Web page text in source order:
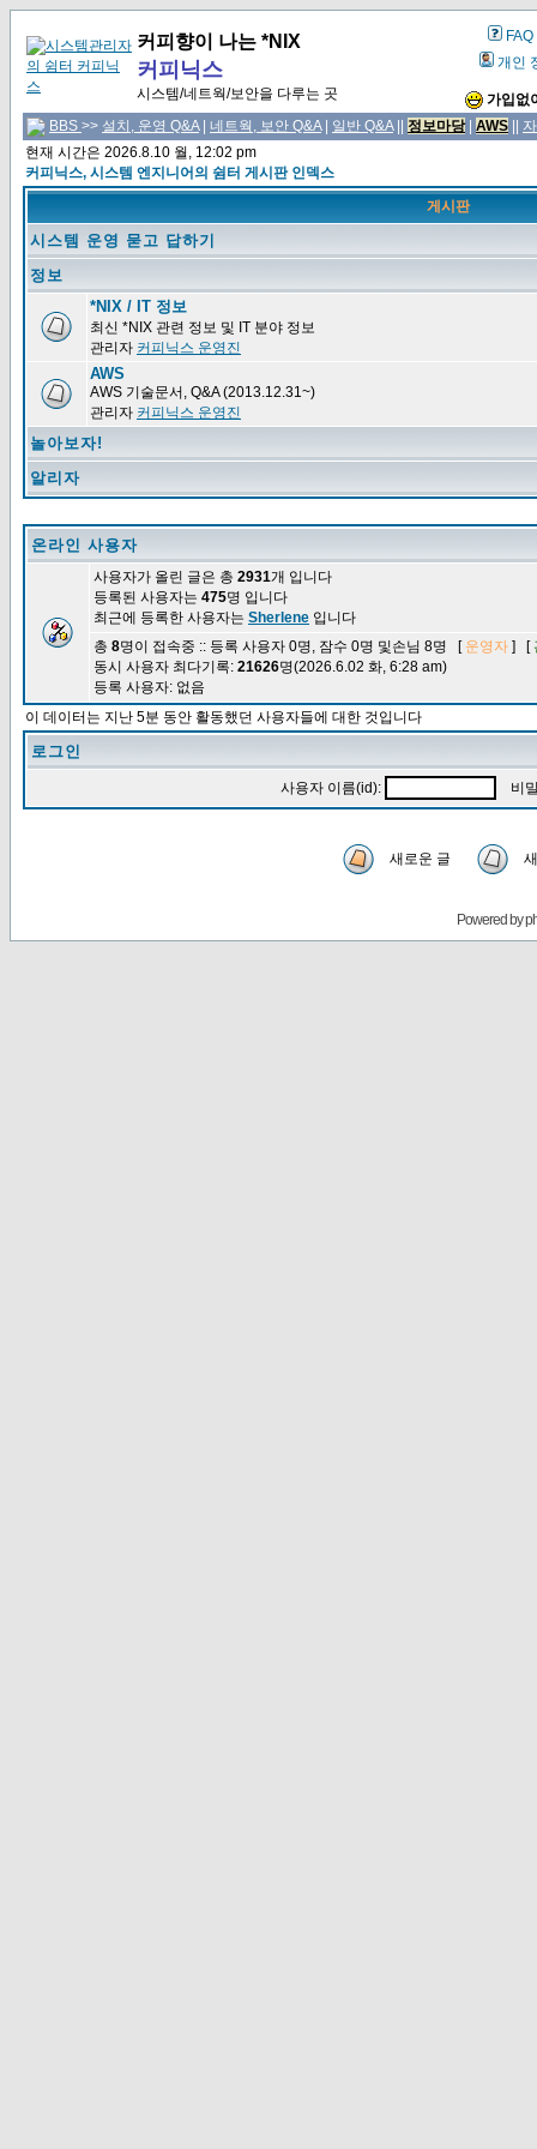
커피향이 나는 *NIX
커피닉스
시스템/네트웍/보안을 다루는 곳
FAQ
개인
가입없
BBS >> 설치, 운영 Q&A| 네트웍, 보안 Q&A| 일반 Q&A|| 정보마당| AWS
현재 시간은 2026.8.10 월, 12:02 pm
커피닉스, 시스템 엔지니어의 쉼터 게시판 인덱스
게시판
시스템 운영 묻고 답하기
정보
*NIX / IT 정보
최신 *NIX 관련 정보 및 IT 분야 정보
관리자 커피닉스 운영진
AWS
AWS 기술문서, Q&A (2013.12.31~)
관리자 커피닉스 운영진
놀아보자!
알리자
온라인 사용자
사용자가 올린 글은 총 2931개 입니다
등록된 사용자는 475명 입니다
최근에 등록한 사용자는 Sherlene 입니다
총 8명이 접속중 :: 등록 사용자 0명, 잠수 0명 및손님 8명 [ 운영자 ] [
동시 사용자 최다기록: 21626명(2026.6.02 화, 6:28 am)
등록 사용자: 없음
이 데이터는 지난 5분 동안 활동했던 사용자들에 대한 것입니다
로그인
사용자 이름(id): 비
새로운 글
Powered by